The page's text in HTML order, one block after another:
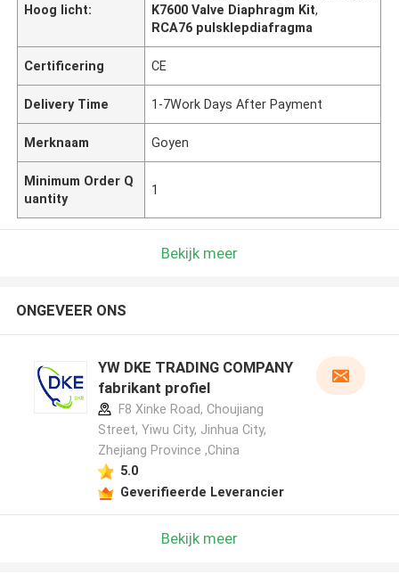
Hoog licht:
K7600 Valve Diaphragm Kit,
RCA76 pulsklepdiafragma
Certificering CE
Delivery Time 1-7Work Days After Payment
Merknaam Goyen
Minimum Order Q
uantity
1
Bekijk meer
ONGEVEER ONS
YW DKE TRADING COMPANY
fabrikant profiel
F8 Xinke Road, Choujiang
Street, Yiwu City, Jinhua City,
Zhejiang Province ,China
5.0
Geverifieerde Leverancier
Bekijk meer